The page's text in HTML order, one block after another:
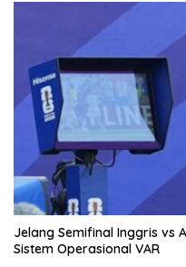
Jelang Semifinal Inggris vs
Sistem Operasional VAR